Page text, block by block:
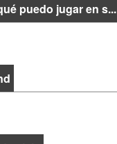
puedo jugar en s...